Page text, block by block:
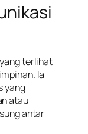
terlihat
Ia
yang
atau
antar